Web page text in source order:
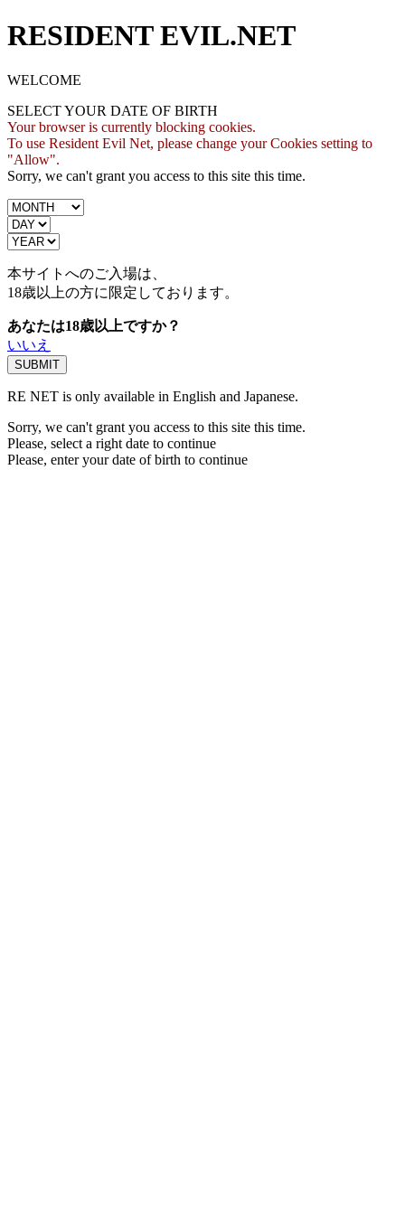
RESIDENT EVIL.NET
WELCOME
SELECT YOUR DATE OF BIRTH
Your browser is currently blocking cookies.
To use Resident Evil Net, please change your Cookies setting to
"Allow".
Sorry, we can't grant you access to this site this time.
本サイトへのご入場は、
18歳以上の方に限定しております。
あなたは18歳以上ですか？
いいえ
RE NET is only available in English and Japanese.
Sorry, we can't grant you access to this site this time.
Please, select a right date to continue
Please, enter your date of birth to continue